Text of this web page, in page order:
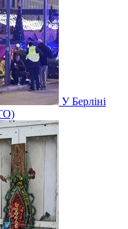
У Берліні